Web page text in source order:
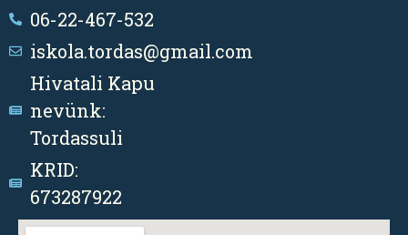
06-22-467-532
iskola.tordas@gmail.com
Hivatali Kapu
nevünk:
Tordassuli
KRID:
673287922